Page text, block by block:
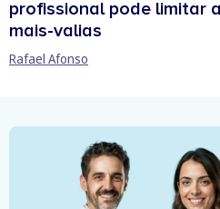
profissional pode limitar
mais-valias
Rafael Afonso